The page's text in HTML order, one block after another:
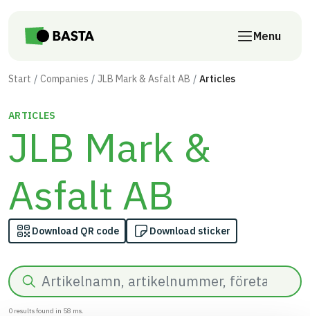
Menu
Start Companies JLB Mark & Asfalt AB Articles
ARTICLES
JLB Mark &
Asfalt AB
Download QR code Download sticker
Search
0 results found in 58 ms.